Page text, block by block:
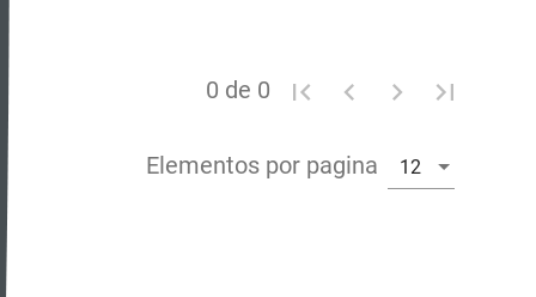
Elementos por pagina 12
0 de 0